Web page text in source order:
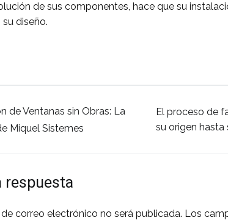
de sus componentes, hace que su
diseño.
de Ventanas sin Obras: La
Miquel Sistemes
El proceso de
su origen hasta
respuesta
correo electrónico no será publicada. Los